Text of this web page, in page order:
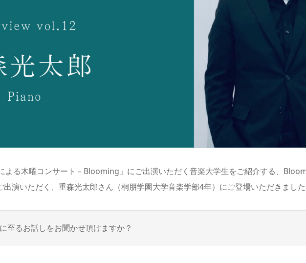
よる木曜コンサート – Blooming」にご出演いただく音楽大学生をご紹介する、
演いただく、重森光太郎さん（桐朋学園大学音楽学部4年）にご登場いただきました
至るお話しをお聞かせ頂けますか？